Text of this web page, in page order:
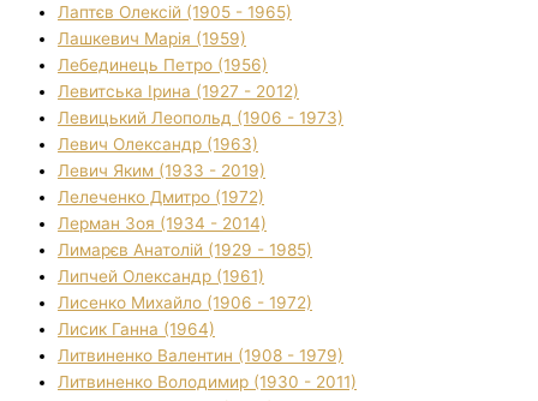
Лаптєв Олексій (1905 - 1965)
Лашкевич Марія (1959)
Лебединець Петро (1956)
Левитська Ірина (1927 - 2012)
Левицький Леопольд (1906 - 1973)
Левич Олександр (1963)
Левич Яким (1933 - 2019)
Лелеченко Дмитро (1972)
Лерман Зоя (1934 - 2014)
Лимарєв Анатолій (1929 - 1985)
Липчей Олександр (1961)
Лисенко Михайло (1906 - 1972)
Лисик Ганна (1964)
Литвиненко Валентин (1908 - 1979)
Литвиненко Володимир (1930 - 2011)